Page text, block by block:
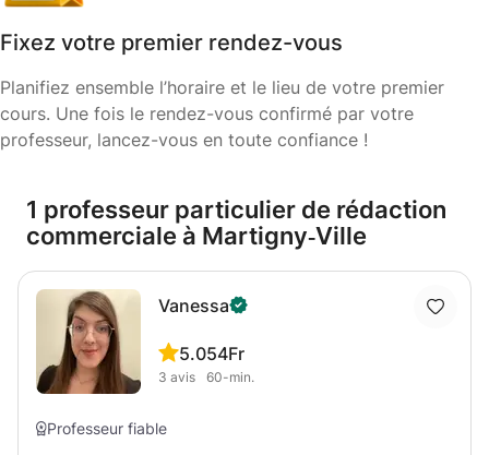
Fixez votre premier rendez-vous
Planifiez ensemble l’horaire et le lieu de votre premier
cours. Une fois le rendez-vous confirmé par votre
professeur, lancez-vous en toute confiance !
1 professeur particulier de rédaction
commerciale à Martigny‑Ville
Vanessa
5.0
3 avis
54Fr
60-min.
Professeur fiable